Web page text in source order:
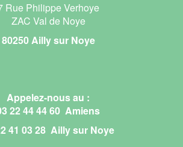
Rue Philippe Verhoye
ZAC Val de Noye
80250 Ailly sur Noye
Appelez-nous au :
22 44 44 60 Amiens
41 03 28 Ailly sur Noye